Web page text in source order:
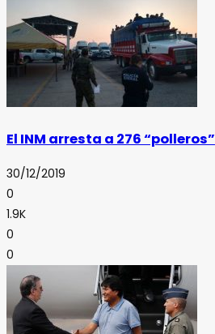
El INM arresta a 276 “polleros”
30/12/2019
0
1.9K
0
0